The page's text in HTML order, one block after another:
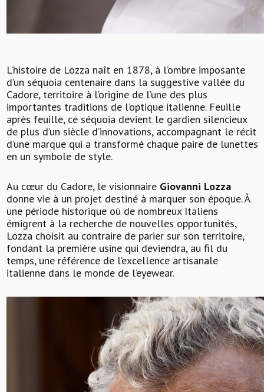
L’histoire de Lozza naît en 1878, à l’ombre imposante
d’un séquoia centenaire dans la suggestive vallée du
Cadore, territoire à l’origine de l’une des plus
importantes traditions de l’optique italienne. Feuille
après feuille, ce séquoia devient le gardien silencieux
de plus d’un siècle d’innovations, accompagnant le récit
d’une marque qui a transformé chaque paire de lunettes
en un symbole de style.
Au cœur du Cadore, le visionnaire Giovanni Lozza
donne vie à un projet destiné à marquer son époque. À
une période historique où de nombreux Italiens
émigrent à la recherche de nouvelles opportunités,
Lozza choisit au contraire de parier sur son territoire,
fondant la première usine qui deviendra, au fil du
temps, une référence de l’excellence artisanale
italienne dans le monde de l’eyewear.